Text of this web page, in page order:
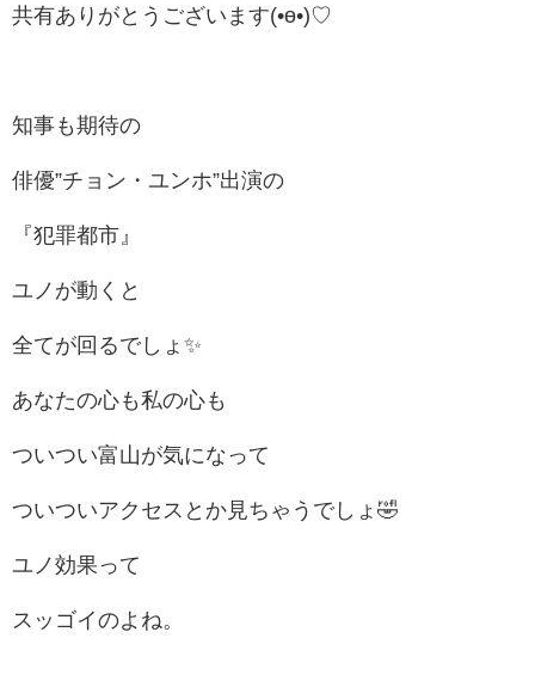
共有ありがとうございます(•ө•)♡
知事も期待の
俳優”チョン・ユンホ”出演の
『犯罪都市』
ユノが動くと
全てが回るでしょ✨️
あなたの心も私の心も
ついつい富山が気になって
ついついアクセスとか見ちゃうでしょ🤣
ユノ効果って
スッゴイのよね。